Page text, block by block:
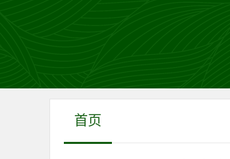
首页